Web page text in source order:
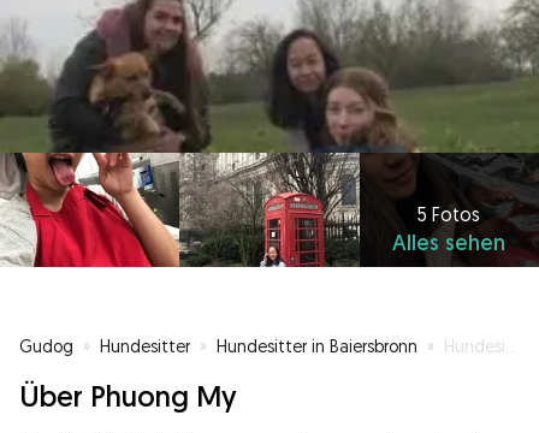
5 Fotos
Alles sehen
Gudog » Hundesitter » Hundesitter in Baiersbronn » Hundesitter in Neuruppin
Über Phuong My